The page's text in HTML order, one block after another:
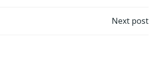
Next post